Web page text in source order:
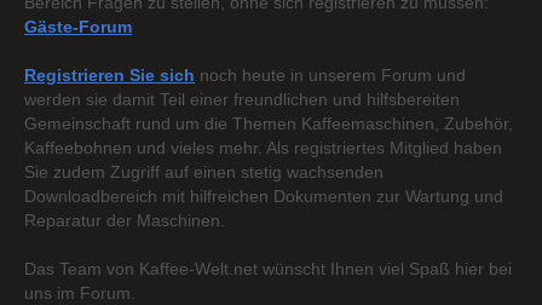
Gäste-Forum
Registrieren Sie sich noch heute in unserem Forum und
werden sie damit Teil einer freundlichen und hilfsbereiten
Gemeinschaft rund um die Themen Kaffeemaschinen, Zubehör,
Kaffeebohnen und vieles mehr. Als registriertes Mitglied haben
Sie zudem Zugriff auf einen stetig wachsenden
Downloadbereich mit hilfreichen Dokumenten zur Wartung und
Reparatur der Maschinen.
Das Team von Kaffee-Welt.net wünscht Ihnen viel Spaß hier bei
uns im Forum.